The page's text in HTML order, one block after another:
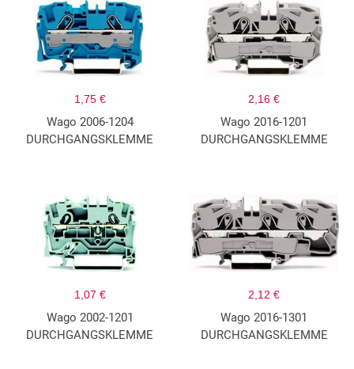
1,75 €
Wago 2006-1204
DURCHGANGSKLEMME
2,16 €
Wago 2016-1201
DURCHGANGSKLEMME
1,07 €
Wago 2002-1201
DURCHGANGSKLEMME
2,12 €
Wago 2016-1301
DURCHGANGSKLEMME